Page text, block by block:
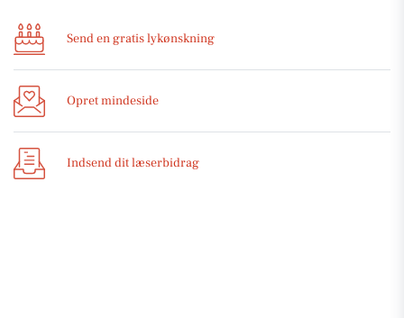
Send en gratis lykønskning
Opret mindeside
Indsend dit læserbidrag